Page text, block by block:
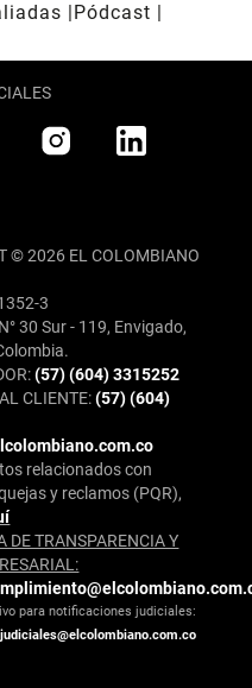
Pódcast
© 2026 EL COLOMBIANO
3
30 Sur - 119, Envigado,
(57) (604) 3315252
CLIENTE:(57) (604)
relacionados con
y reclamos (PQR),
DE TRANSPARENCIA Y
para notificaciones judiciales: